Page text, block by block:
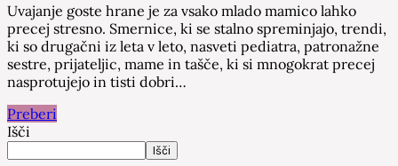
Uvajanje goste hrane je za vsako mlado mamico lahko
precej stresno. Smernice, ki se stalno spreminjajo, trendi,
ki so drugačni iz leta v leto, nasveti pediatra, patronažne
sestre, prijateljic, mame in tašče, ki si mnogokrat precej
nasprotujejo in tisti dobri…
Preberi
Išči
Išči